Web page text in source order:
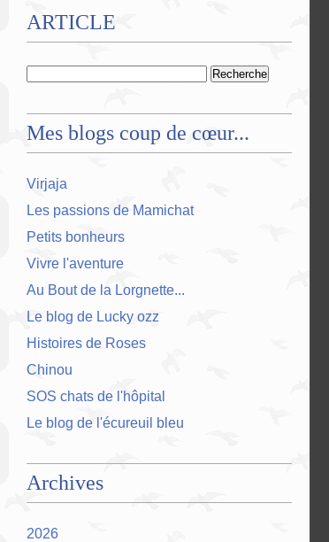
ARTICLE
Mes blogs coup de cœur...
Virjaja
Les passions de Mamichat
Petits bonheurs
Vivre l'aventure
Au Bout de la Lorgnette...
Le blog de Lucky ozz
Histoires de Roses
Chinou
SOS chats de l'hôpital
Le blog de l'écureuil bleu
Archives
2026